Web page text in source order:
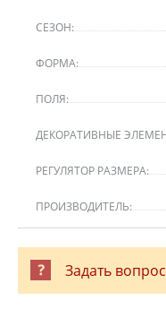
СЕЗОН:
ФОРМА:
ПОЛЯ:
ДЕКОРАТИВНЫЕ
РЕГУЛЯТОР РАЗМЕРА:
ПРОИЗВОДИТЕЛЬ:
Задать